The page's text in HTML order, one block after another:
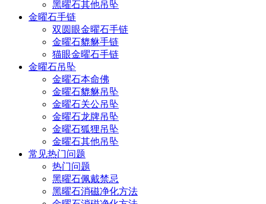
黑曜石其他吊坠
金曜石手链
双圆眼金曜石手链
金曜石貔貅手链
猫眼金曜石手链
金曜石吊坠
金曜石本命佛
金曜石貔貅吊坠
金曜石关公吊坠
金曜石龙牌吊坠
金曜石狐狸吊坠
金曜石其他吊坠
常见热门问题
热门问题
黑曜石佩戴禁忌
黑曜石消磁净化方法